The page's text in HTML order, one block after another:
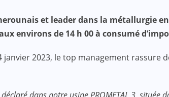
et leader dans la métallurgie
environs de 14 h 00 à consumé
2023, le top management rassure
dans notre usine PROMETAL 3,